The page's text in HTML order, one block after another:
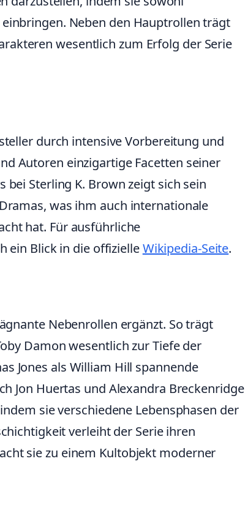
Neben den Hauptrollen trägt
wesentlich zum Erfolg der Serie
durch intensive Vorbereitung und
Autoren einzigartige Facetten seiner
bei Sterling K. Brown zeigt sich sein
was ihm auch internationale
hat. Für ausführliche
ein Blick in die offizielleWikipedia-Seite.
Nebenrollen ergänzt. So trägt
Damon wesentlich zur Tiefe der
Jones als William Hill spannende
Jon Huertas und Alexandra Breckenridge
sie verschiedene Lebensphasen der
verleiht der Serie ihren
sie zu einem Kultobjekt moderner